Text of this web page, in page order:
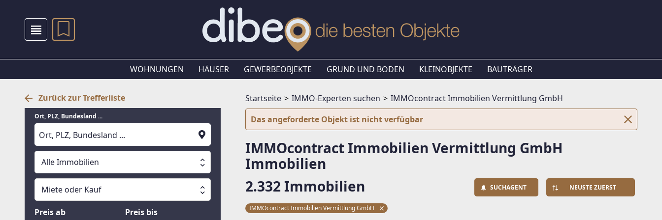
WOHNUNGEN HÄUSER GEWERBEOBJEKTE GRUND UND BODEN KLEINOBJEKTE BAUTRÄGER
Zurück zur Trefferliste
Ort, PLZ, Bundesland ...
Suche läuft
Alle Immobilien
Alle Immobilien
Häuser
Miete oder Kauf
Miete oder Kauf
Preis ab Preis bis
Startseite IMMO-Experten suchen
IMMOcontract Immobilien Vermittlung GmbH
Das angeforderte Objekt ist nicht verfügbar
IMMOcontract Immobilien Vermittlung GmbH
Immobilien
2.332 Immobilien
SUCHAGENT NEUSTE ZUERST
IMMOcontract Immobilien Vermittlung GmbH